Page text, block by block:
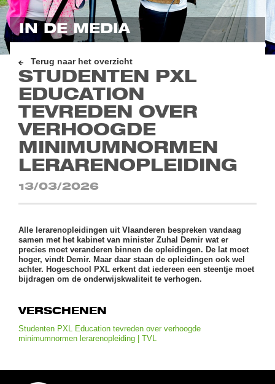
IN DE MEDIA
Terug naar het overzicht
STUDENTEN PXL
EDUCATION
TEVREDEN OVER
VERHOOGDE
MINIMUMNORMEN
LERARENOPLEIDING
13/03/2026
Alle lerarenopleidingen uit Vlaanderen bespreken vandaag
samen met het kabinet van minister Zuhal Demir wat er
precies moet veranderen binnen de opleidingen. De lat moet
hoger, vindt Demir. Maar daar staan de opleidingen ook wel
achter. Hogeschool PXL erkent dat iedereen een steentje moet
bijdragen om de onderwijskwaliteit te verhogen.
VERSCHENEN
Studenten PXL Education tevreden over verhoogde
minimumnormen lerarenopleiding | TVL